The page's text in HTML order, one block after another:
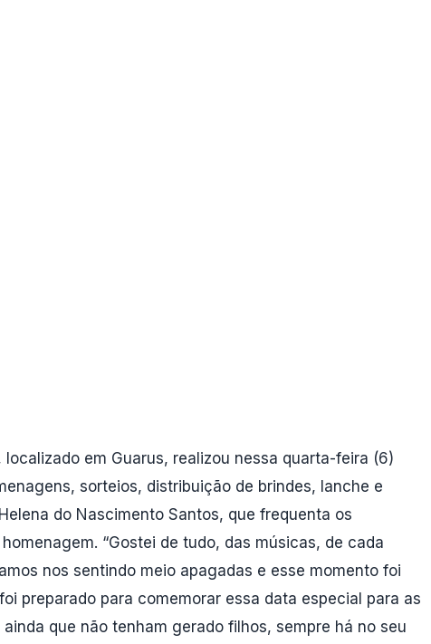
em Guarus, realizou nessa quarta-feira (6)
sorteios, distribuição de brindes, lanche e
do Nascimento Santos, que frequenta os
“Gostei de tudo, das músicas, de cada
nos sentindo meio apagadas e esse momento foi
preparado para comemorar essa data especial para as
que não tenham gerado filhos, sempre há no seu